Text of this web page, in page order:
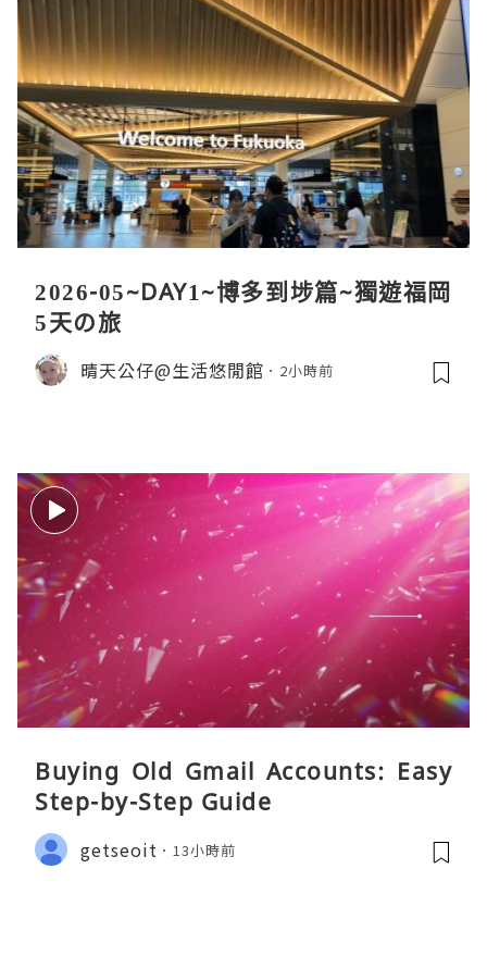
2026-05~DAY1~博多到埗篇~獨遊福岡
5天の旅
晴天公仔@生活悠閒館 2小時前
Buying Old Gmail Accounts: Easy
Step-by-Step Guide
getseoit 13小時前